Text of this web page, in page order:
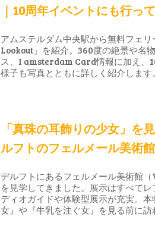
｜10周年イベントにも行っ
アムステルダム中央駅から無料フェ
Lookout」を紹介。360度の絶景や名
ス、I amsterdam Card情報に加え、
様子も写真とともに詳しく紹介します。
「真珠の耳飾りの少女」を
ルフトのフェルメール美術館
デルフトにあるフェルメール美術館
を見学してきました。展示はすべて
ディオガイドや体験型展示が充実。
女』や『牛乳を注ぐ女』を見る前に